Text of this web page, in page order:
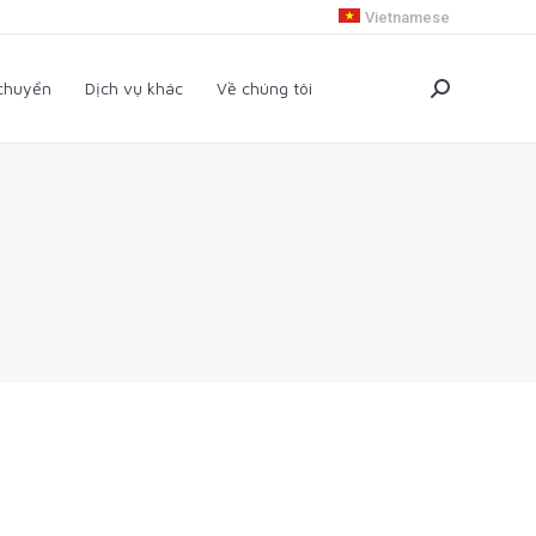
Vietnamese
Dịch vụ khác Về chúng tôi Search:
Dịch vụ khác Về chúng tôi Search: